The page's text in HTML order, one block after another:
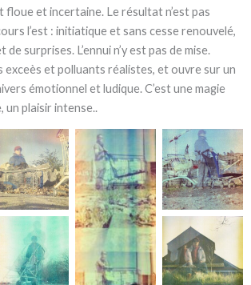
et incertaine. Le résultat n’est pas
l’est : initiatique et sans cesse renouvelé,
de surprises. L’ennui n’y est pas de mise.
exceès et polluants réalistes, et ouvre sur un
émotionnel et ludique. C’est une magie
un plaisir intense..